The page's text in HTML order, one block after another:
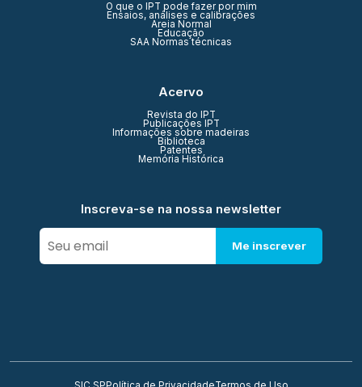
O que o IPT pode fazer por mim
Ensaios, análises e calibrações
Areia Normal
Educação
SAA Normas técnicas
Acervo
Revista do IPT
Publicações IPT
Informações sobre madeiras
Biblioteca
Patentes
Memória Histórica
Inscreva-se na nossa newsletter
Me inscrever